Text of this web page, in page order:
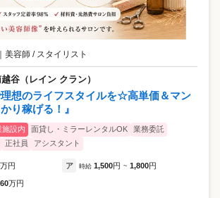
美容師 / スタイリスト
谷（レイン クラン）
理想のライフスタイルを☆高単価＆マン
り稼げる！』
施設内 面貸し・ミラーレンタルOK
業務委託
正社員 アシスタント
万円 ア 時給 1,500円 ~ 1,800円
60万円